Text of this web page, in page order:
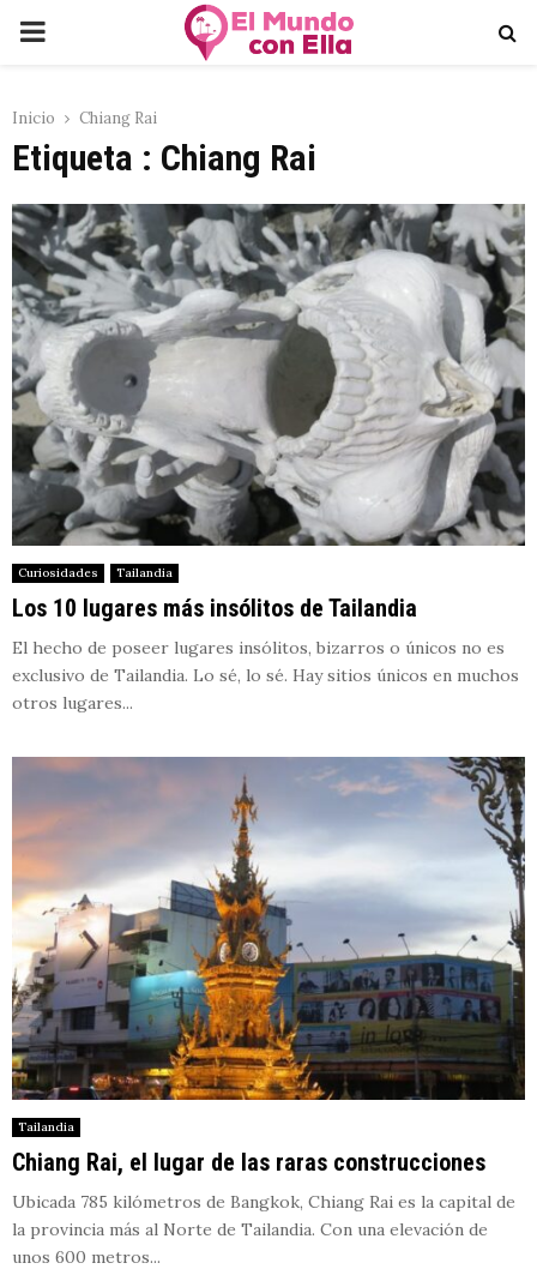
PRIMARY
Inicio Chiang Rai
Etiqueta : Chiang Rai
Curiosidades Tailandia
Los 10 lugares más insólitos de Tailandia
El hecho de poseer lugares insólitos, bizarros o únicos no es
exclusivo de Tailandia. Lo sé, lo sé. Hay sitios únicos en muchos
otros lugares...
Tailandia
Chiang Rai, el lugar de las raras construcciones
Ubicada 785 kilómetros de Bangkok, Chiang Rai es la capital de
la provincia más al Norte de Tailandia. Con una elevación de
unos 600 metros...